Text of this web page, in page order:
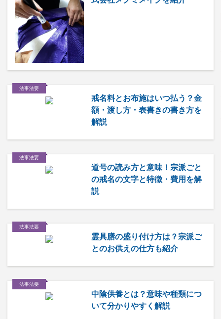
法事法要
戒名料とお布施はいつ払う？金
額・渡し方・表書きの書き方を
解説
法事法要
道号の読み方と意味！宗派ごと
の戒名の文字と特徴・費用を解
説
法事法要
霊具膳の盛り付け方は？宗派ご
とのお供えの仕方も紹介
法事法要
中陰供養とは？意味や種類につ
いて分かりやすく解説